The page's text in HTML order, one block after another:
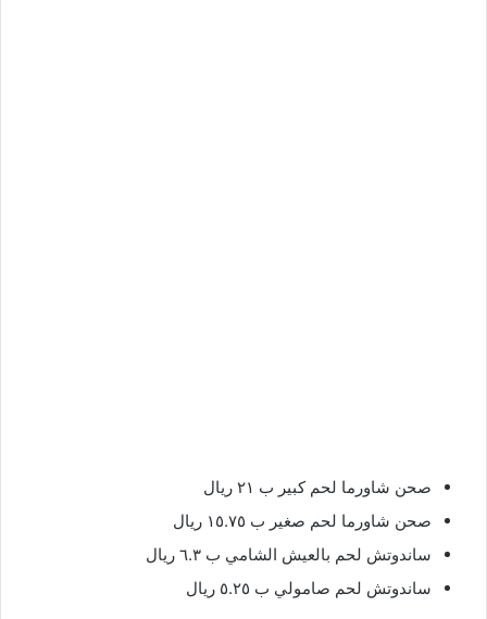
صحن شاورما لحم كبير ب ٢١ ريال
صحن شاورما لحم صغير ب ١٥.٧٥ ريال
ساندوتش لحم بالعيش الشامي ب ٦.٣ ريال
ساندوتش لحم صامولي ب ٥.٢٥ ريال